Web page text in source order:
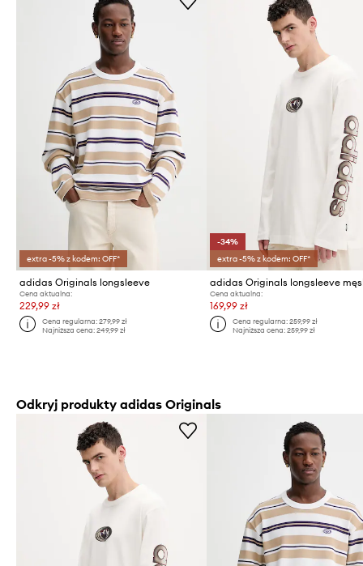
extra -5% z kodem: OFF*
adidas Originals longsleeve
Cena aktualna:
229,99 zł
Cena regularna:279,99 zł
Najniższa cena:249,99 zł
-34%
extra -5% z kodem: OFF*
Cena aktualna:
169,99 zł
Cena regularna: 259,99 zł
Najniższa cena: 259,99 zł
Odkryj produkty adidas Originals